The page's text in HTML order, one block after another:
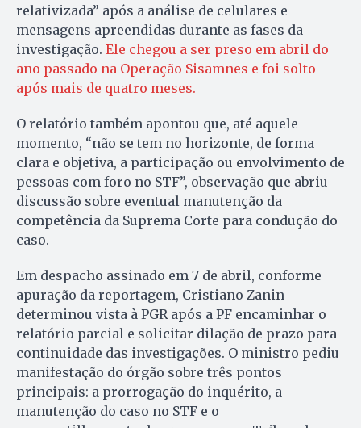
relativizada” após a análise de celulares e
mensagens apreendidas durante as fases da
investigação. Ele chegou a ser preso em abril do
ano passado na Operação Sisamnes e foi solto
após mais de quatro meses.
O relatório também apontou que, até aquele
momento, “não se tem no horizonte, de forma
clara e objetiva, a participação ou envolvimento de
pessoas com foro no STF”, observação que abriu
discussão sobre eventual manutenção da
competência da Suprema Corte para condução do
caso.
Em despacho assinado em 7 de abril, conforme
apuração da reportagem, Cristiano Zanin
determinou vista à PGR após a PF encaminhar o
relatório parcial e solicitar dilação de prazo para
continuidade das investigações. O ministro pediu
manifestação do órgão sobre três pontos
principais: a prorrogação do inquérito, a
manutenção do caso no STF e o